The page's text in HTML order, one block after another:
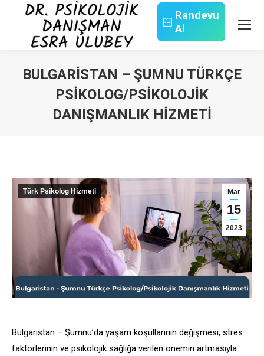
Randevu
Al
BULGARISTAN – ŞUMNU TÜRKÇE
PSIKOLOG/PSIKOLOJIK
DANIŞMANLIK HIZMETI
Mar
15
2023
Türk Psikolog Hizmeti
Bulgaristan – Şumnu’da yaşam koşullarının değişmesi, stres
faktörlerinin ve psikolojik sağlığa verilen önemin artmasıyla